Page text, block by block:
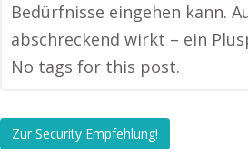
Bedürfnisse eingehen kann.
abschreckend wirkt – ein
No tags for this post.
Zur Security Empfehlung!